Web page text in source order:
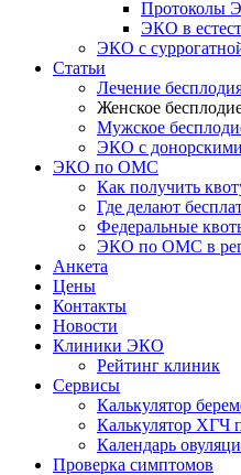
Протоколы
ЭКО в
ЭКО с
Статьи
Лечение
Женское
Мужское
ЭКО с
ЭКО по ОМС
Как получить
Где делают
Федеральные
ЭКО по ОМС в
Анкета
Цены
Контакты
Новости
Клиники ЭКО
Рейтинг клиник
Сервисы
Калькулятор
Калькулятор ХГЧ
Календарь
Проверка симптомов